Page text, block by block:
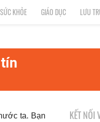
SỨC KHỎE GIÁO DỤC LƯU
ta. Bạn
KẾT NỐI